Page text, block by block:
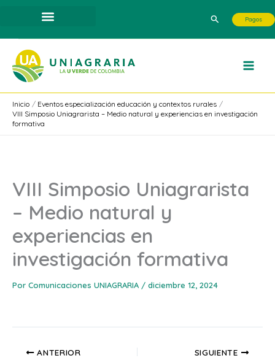
contenido
Buscar Pagos
Inicio
Eventos especialización educación y contextos rurales
VIII Simposio Uniagrarista – Medio natural y experiencias en investigación
formativa
VIII Simposio Uniagrarista
– Medio natural y
experiencias en
investigación formativa
Por Comunicaciones UNIAGRARIA / diciembre 12, 2024
ANTERIOR SIGUIENTE